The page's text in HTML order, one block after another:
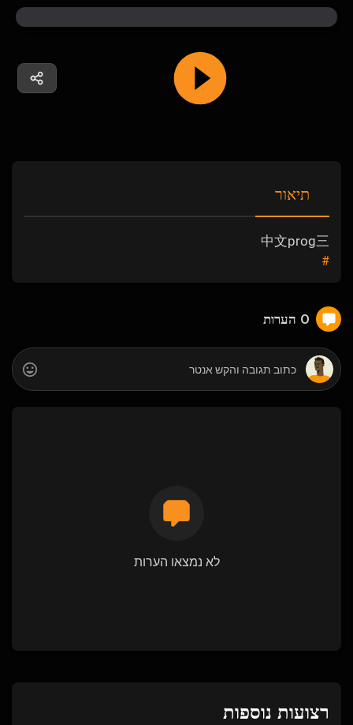
תיאור
中文prog三
#
0 הערות
לא נמצאו הערות
רצועות נוספות